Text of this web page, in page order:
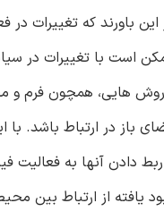
باورند که تغییرات در
است با تغییرات در
هایی، همچون فرم و
باز در ارتباط باشد. با
ربط دادن آنها به فعالیت
یافته از ارتباط بین